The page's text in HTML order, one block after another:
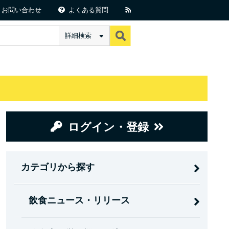
お問い合わせ よくある質問
詳細検索
ログイン・登録
カテゴリから探す
飲食ニュース・リリース